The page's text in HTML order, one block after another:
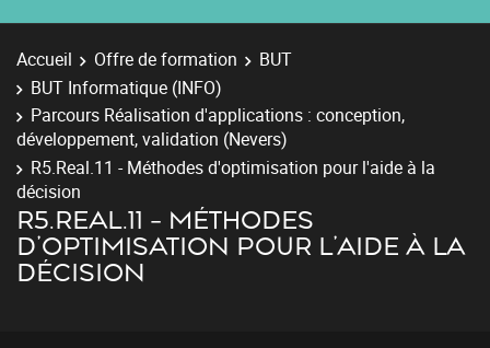
Accueil Offre de formation
BUT
BUT Informatique (INFO)
Parcours Réalisation d'applications : conception,
développement, validation (Nevers)
R5.Real.11 - Méthodes d'optimisation pour l'aide à la
décision
R5.REAL.11 - MÉTHODES
D'OPTIMISATION POUR L'AIDE À LA
DÉCISION